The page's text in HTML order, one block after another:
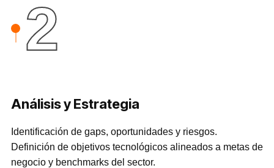
2
Análisis y Estrategia
Identificación de gaps, oportunidades y riesgos.
Definición de objetivos tecnológicos alineados a metas de
negocio y benchmarks del sector.